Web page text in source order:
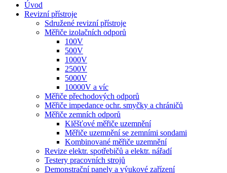
Úvod
Revizní přístroje
Sdružené revizní přístroje
Měřiče izolačních odporů
100V
500V
1000V
2500V
5000V
10000V a víc
Měřiče přechodových odporů
Měřiče impedance ochr. smyčky a chráničů
Měřiče zemních odporů
Klěšťové měřiče uzemnění
Měřiče uzemnění se zemními sondami
Kombinované měřiče uzemnění
Revize elektr. spotřebičů a elektr. nářadí
Testery pracovních strojů
Demonstrační panely a výukové zařízení